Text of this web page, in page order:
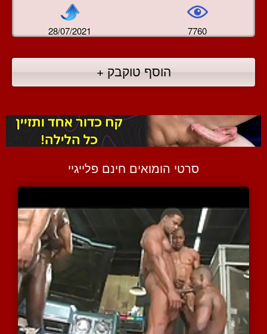
28/07/2021 7760
הוסף טוקבק +
סרטי הומואים חינם פלייגיי